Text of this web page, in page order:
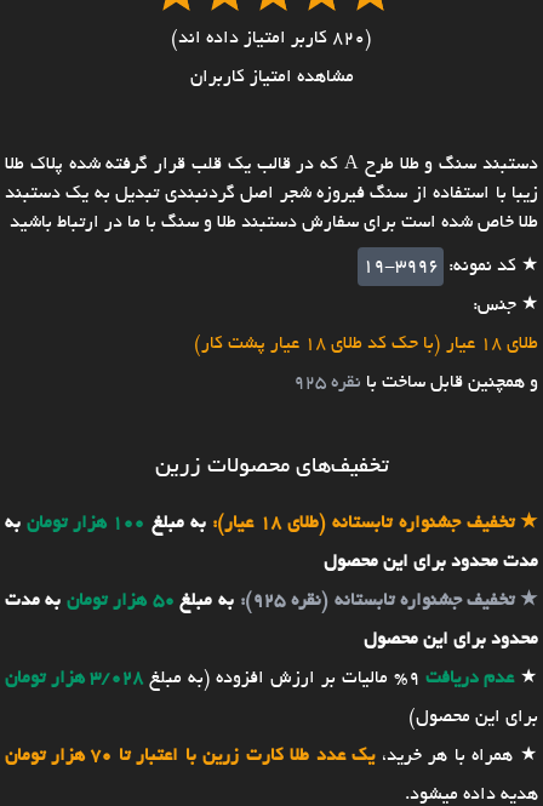
(820 کاربر امتیاز داده اند)
مشاهده امتیاز کاربران
دستبند سنگ و طلا طرح A که در قالب یک قلب قرار گرفته شده پلاک طلا
زیبا با استفاده از سنگ فیروزه شجر اصل گردنبندی تبدیل به یک دستبند
طلا خاص شده است برای سفارش دستبند طلا و سنگ با ما در ارتباط باشید
★ کد نمونه:
19-3996
★ جنس:
طلای 18 عیار (با حک کد طلای 18 عیار پشت کار)
و همچنین قابل ساخت با نقره 925
تخفیف‌های محصولات زرین
★تخفیف جشنواره تابستانه (طلای 18 عیار): به مبلغ 100 هزار تومان
به
مدت محدود برای این محصول
★تخفیف جشنواره تابستانه (نقره 925): به مبلغ 50 هزار تومان
به مدت
محدود برای این محصول
★عدم دریافت 9% مالیات بر ارزش افزوده (به مبلغ
3/028 هزار تومان
برای این محصول)
★ همراه با هر خرید،یک عدد طلا کارت زرین با اعتبار تا 70 هزار تومان
هدیه داده میشود.